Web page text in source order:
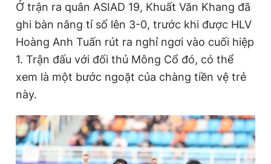
Tiện ích Bạn cần biết
Thông tin tòa soạn Liên hệ quảng cáo
Đọc Thanh Niên trên điện thoại
Ở trận ra quân ASIAD 19, Khuất Văn Khang đã
ghi bàn nâng tỉ số lên 3-0, trước khi được HLV
Hoàng Anh Tuấn rút ra nghỉ ngơi vào cuối hiệp
1. Trận đấu với đối thủ Mông Cổ đó, có thể
xem là một bước ngoặt của chàng tiền vệ trẻ
này.